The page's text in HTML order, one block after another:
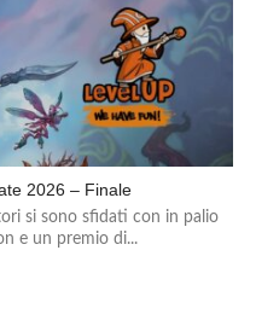
2026 – Finale
si sono sfidati con in palio
e un premio di...